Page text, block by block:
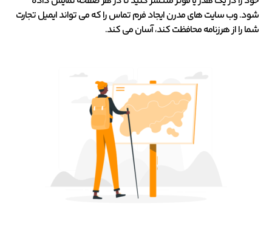
شود. وب سایت های مدرن ایجاد فرم تماس را که می تواند ایمیل تجارت
شما را از هرزنامه محافظت کند، آسان می کند.